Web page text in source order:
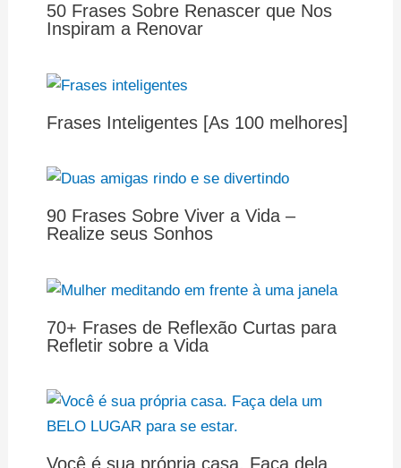
50 Frases Sobre Renascer que Nos
Inspiram a Renovar
Frases Inteligentes [As 100 melhores]
90 Frases Sobre Viver a Vida –
Realize seus Sonhos
70+ Frases de Reflexão Curtas para
Refletir sobre a Vida
Você é sua própria casa. Faça dela